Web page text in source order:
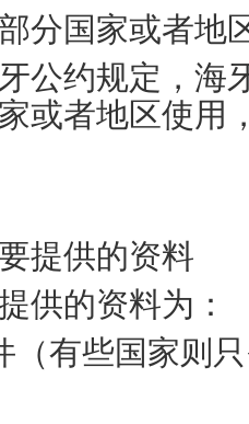
分国家或者地
公约规定，海
或者地区使用
提供的资料
供的资料为：
（有些国家则